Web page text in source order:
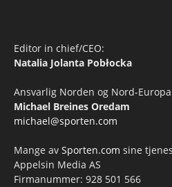
Editor in chief/CEO:
Natalia Jolanta Pobłocka
Ansvarlig Norden og Nord-
Michael Breines Oredam
michael@sporten.com
Mange av Sporten.com sine
Appelsin Media AS
Firmanummer: 928 501 566